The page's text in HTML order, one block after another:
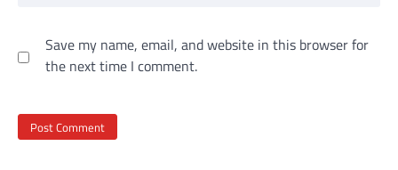
Save my name, email, and website in this browser for
the next time I comment.